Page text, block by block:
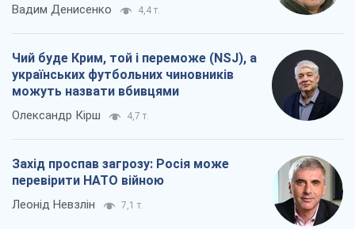
Вадим Денисенко 4,4 т.
Чий буде Крим, той і переможе (NSJ), а
українських футбольних чиновників
можуть назвати вбивцями
Олександр Кірш 4,7 т.
Захід проспав загрозу: Росія може
перевірити НАТО війною
Леонід Невзлін 7,1 т.